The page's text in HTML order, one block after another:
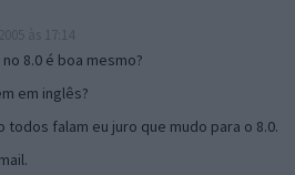
8.0 é boa mesmo?
em inglês?
falam eu juro que mudo para o 8.0.